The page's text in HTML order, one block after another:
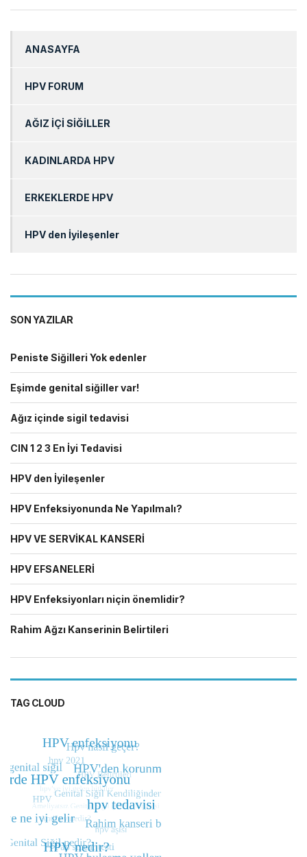
ANASAYFA
HPV FORUM
AĞIZ İÇİ SİĞİLLER
KADINLARDA HPV
ERKEKLERDE HPV
HPV den İyileşenler
SON YAZILAR
Peniste Siğilleri Yok edenler
Eşimde genital siğiller var!
Ağız içinde sigil tedavisi
CIN 1 2 3 En İyi Tedavisi
HPV den İyileşenler
HPV Enfeksiyonunda Ne Yapılmalı?
HPV VE SERVİKAL KANSERİ
HPV EFSANELERİ
HPV Enfeksiyonları niçin önemlidir?
Rahim Ağzı Kanserinin Belirtileri
TAG CLOUD